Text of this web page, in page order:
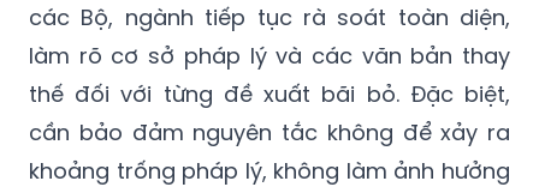
các Bộ, ngành tiếp tục rà soát toàn diện,
làm rõ cơ sở pháp lý và các văn bản thay
thế đối với từng đề xuất bãi bỏ. Đặc biệt,
cần bảo đảm nguyên tắc không để xảy ra
khoảng trống pháp lý, không làm ảnh hưởng